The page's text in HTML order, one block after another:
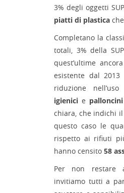
3% degli oggetti
piatti di plastica
Completano la
totali, 3% della
quest’ultime
esistente dal
riduzione
igienici e
chiara, che indichi
questo caso le
rispetto ai rifiuti
hanno censito 58
Per non restare
invitiamo tutti a